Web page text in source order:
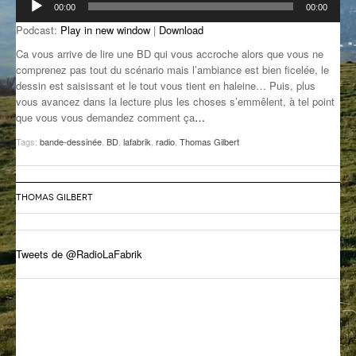
IL ÉTAIT UNE FOIS
L’ASTUCE DE LA PORTE EN BOIS
LA FABRIK POÉTIK
LA MINUTE LITTÉRAIRE
LA SOUTERRAINE
MUSIQUE DES ANTIPODES
SONORIK
audio
00:00 00:00
Podcast: Play in new window | Download
Ca vous arrive de lire une BD qui vous accroche alors que vous ne
comprenez pas tout du scénario mais l’ambiance est bien ficelée, le
dessin est saisissant et le tout vous tient en haleine… Puis, plus
vous avancez dans la lecture plus les choses s’emmêlent, à tel point
que vous vous demandez comment ça…
Tags: bande-dessinée BD lafabrik radio Thomas Gilbert
THOMAS GILBERT
Tweets de @RadioLaFabrik